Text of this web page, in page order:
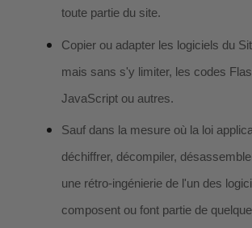
toute partie du site.
Copier ou adapter les logiciels du
mais sans s'y limiter, les codes
JavaScript ou autres.
Sauf dans la mesure où la loi
déchiffrer, décompiler,
une rétro-ingénierie de l'un des
composent ou font partie de